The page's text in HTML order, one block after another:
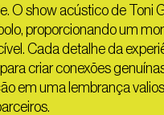
O show acústico de Toni
proporcionando um
Cada detalhe da
criar conexões
em uma lembrança